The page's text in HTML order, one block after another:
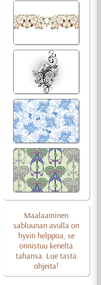
Maalaaminen
sabluunan avulla on
hyvin helppoa, se
onnistuu keneltä
tahansa. Lue tästä
ohjeita!